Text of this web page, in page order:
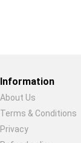
Restore
Information
About Us
Terms & Conditions
Privacy